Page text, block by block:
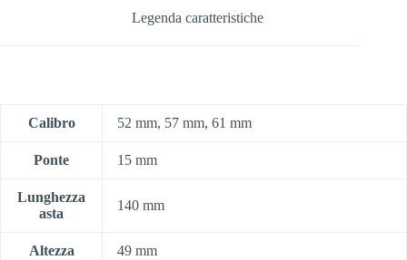
Legenda caratteristiche
Calibro 52 mm, 57 mm, 61 mm
Ponte 15 mm
Lunghezza
asta
140 mm
Altezza 49 mm